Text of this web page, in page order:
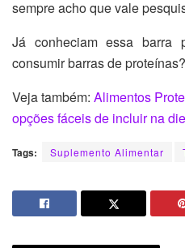
sempre acho que vale
Já conheciam essa barra
consumir barras de
Veja também: Alimentos
opções fáceis de incluir na
Tags: Suplemento Alimentar